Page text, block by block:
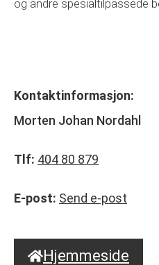
og andre spesialtilpassede
Kontaktinformasjon:
Morten Johan Nordahl
Tlf: 404 80 879
E-post: Send e-post
Hjemmeside